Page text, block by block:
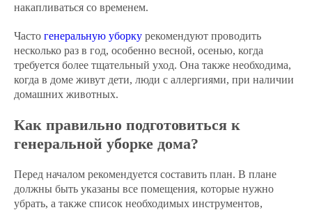
накапливаться со временем.
Часто генеральную уборку рекомендуют проводить
несколько раз в год, особенно весной, осенью, когда
требуется более тщательный уход. Она также необходима,
когда в доме живут дети, люди с аллергиями, при наличии
домашних животных.
Как правильно подготовиться к
генеральной уборке дома?
Перед началом рекомендуется составить план. В плане
должны быть указаны все помещения, которые нужно
убрать, а также список необходимых инструментов,